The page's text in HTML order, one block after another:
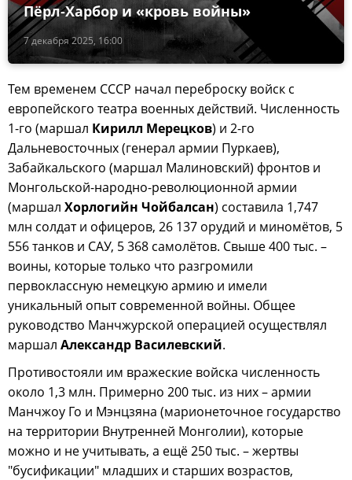
7 декабря 2025, 16:00
Пёрл-Харбор и «кровь войны»
Тем временем СССР начал переброску войск с
европейского театра военных действий. Численность
1-го (маршал Кирилл Мерецков) и 2-го
Дальневосточных (генерал армии Пуркаев),
Забайкальского (маршал Малиновский) фронтов и
Монгольской-народно-революционной армии
(маршал Хорлогийн Чойбалсан) составила 1,747
млн солдат и офицеров, 26 137 орудий и миномётов, 5
556 танков и САУ, 5 368 самолётов. Свыше 400 тыс. –
воины, которые только что разгромили
первоклассную немецкую армию и имели
уникальный опыт современной войны. Общее
руководство Манчжурской операцией осуществлял
маршал Александр Василевский.
Противостояли им вражеские войска численность
около 1,3 млн. Примерно 200 тыс. из них – армии
Манчжоу Го и Мэнцзяна (марионеточное государство
на территории Внутренней Монголии), которые
можно и не учитывать, а ещё 250 тыс. – жертвы
"бусификации" младших и старших возрастов,